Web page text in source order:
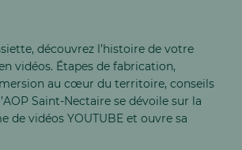
découvrez l’histoire de votre
vidéos. Étapes de fabrication,
au cœur du territoire, conseils
Saint-Nectaire se dévoile sur la
de vidéos YOUTUBE et ouvre sa